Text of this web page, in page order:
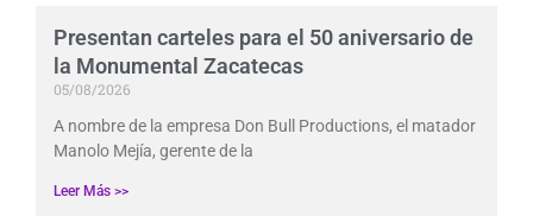
Presentan carteles para el 50 aniversario de
la Monumental Zacatecas
05/08/2026
A nombre de la empresa Don Bull Productions, el matador
Manolo Mejía, gerente de la
Leer Más >>